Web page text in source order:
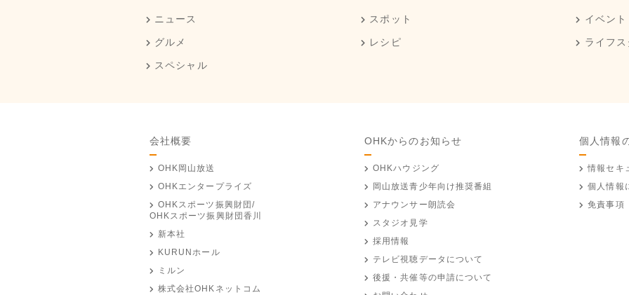
ニュース スポット イベント
グルメ レシピ ライフ
スペシャル
会社概要
OHK岡山放送
OHKエンタープライズ
OHKスポーツ振興財団/
OHKスポーツ振興財団香川
新本社
KURUNホール
ミルン
株式会社OHKネットコム
OHKからのお知らせ
OHKハウジング
岡山放送青少年向け推奨番組
アナウンサー朗読会
スタジオ見学
採用情報
テレビ視聴データについて
後援・共催等の申請について
個人情報
情報セキ
個人情報
免責事項